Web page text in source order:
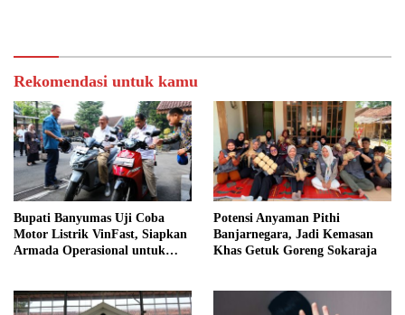
Rekomendasi untuk kamu
Bupati Banyumas Uji Coba
Motor Listrik VinFast, Siapkan
Armada Operasional untuk
Potensi Anyaman Pithi
Banjarnegara, Jadi Kemasan
Khas Getuk Goreng Sokaraja